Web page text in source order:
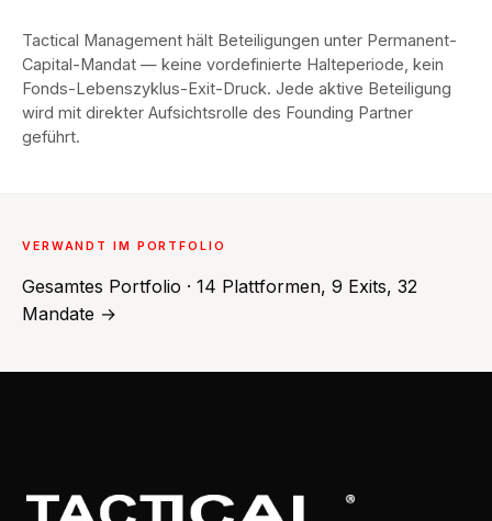
Tactical Management hält Beteiligungen unter Permanent-
Capital-Mandat — keine vordefinierte Halteperiode, kein
Fonds-Lebenszyklus-Exit-Druck. Jede aktive Beteiligung
wird mit direkter Aufsichtsrolle des Founding Partner
geführt.
VERWANDT IM PORTFOLIO
Gesamtes Portfolio · 14 Plattformen, 9 Exits, 32
Mandate →